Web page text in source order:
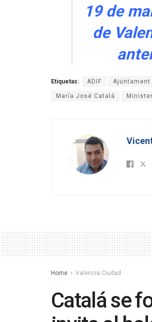
19 de
de
Etiquetas: ADIF Ajuntament
María José Catalá
Home Valencia Ciudad
Catalá se